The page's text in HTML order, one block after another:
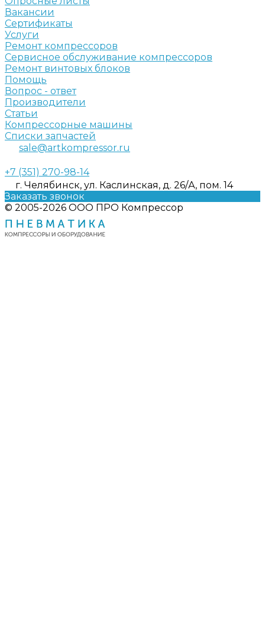
Вакансии
Сертификаты
Услуги
Ремонт компрессоров
Сервисное обслуживание компрессоров
Ремонт винтовых блоков
Помощь
Вопрос - ответ
Производители
Статьи
Компрессорные машины
Списки запчастей
sale@artkompressor.ru
+7 (351) 270-98-14
г. Челябинск, ул. Каслинская, д. 26/А, пом. 14
Заказать звонок
© 2005-2026 ООО ПРО Компрессор